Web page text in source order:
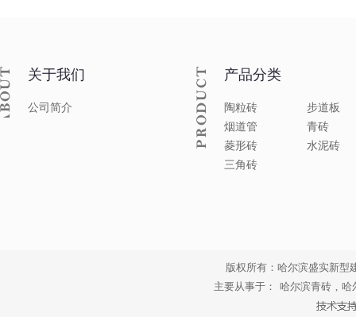
关于我们
公司简介
产品分类
陶粒砖
步道板
烟道管
青砖
菱形砖
水泥砖
三角砖
版权所有：哈尔滨盛实新型
主要从事于：
哈尔滨青砖 , 哈